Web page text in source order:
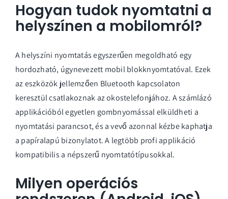
Hogyan tudok nyomtatni a
helyszínen a mobilomról?
A helyszíni nyomtatás egyszerűen megoldható egy
hordozható, úgynevezett mobil blokknyomtatóval. Ezek
az eszközök jellemzően Bluetooth kapcsolaton
keresztül csatlakoznak az okostelefonjához. A számlázó
applikációból egyetlen gombnyomással elküldheti a
nyomtatási parancsot, és a vevő azonnal kézbe kaphatja
a papíralapú bizonylatot. A legtöbb profi applikáció
kompatibilis a népszerű nyomtatótípusokkal.
Milyen operációs